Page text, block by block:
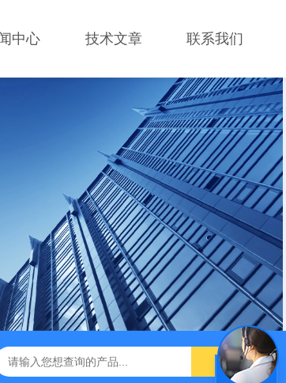
中心 技术文章 联系我们
国FESTO气动 ORIENTALMOTOR东方马达